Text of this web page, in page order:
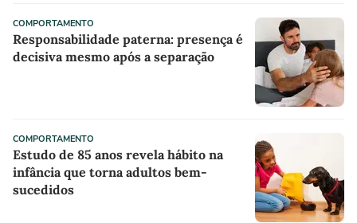
COMPORTAMENTO
Responsabilidade paterna: presença é
decisiva mesmo após a separação
COMPORTAMENTO
Estudo de 85 anos revela hábito na
infância que torna adultos bem-
sucedidos